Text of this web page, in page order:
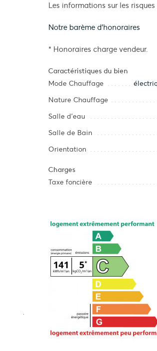
Les informations sur les
Notre barème d'honoraires
* Honoraires charge vendeur.
Caractéristiques du bien
Mode Chauffage
Nature Chauffage
Salle d’eau
Salle de Bain
Orientation
Charges
Taxe foncière